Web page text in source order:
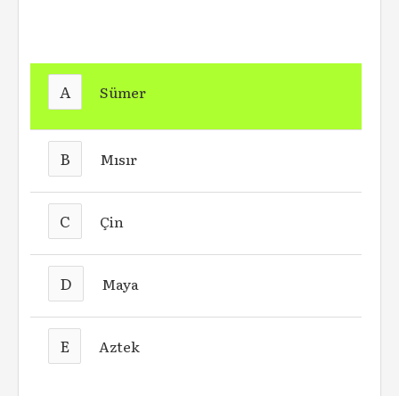
A Sümer
B Mısır
C Çin
D Maya
E Aztek